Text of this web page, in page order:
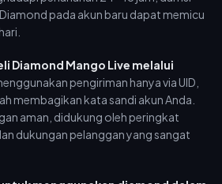
pada akun baru dapat memicu
Diamond Mango Live melalui
pengiriman hanya via UID,
membagikan kata sandi akun Anda.
aman, didukung oleh peringkat
dukungan pelanggan yang sangat